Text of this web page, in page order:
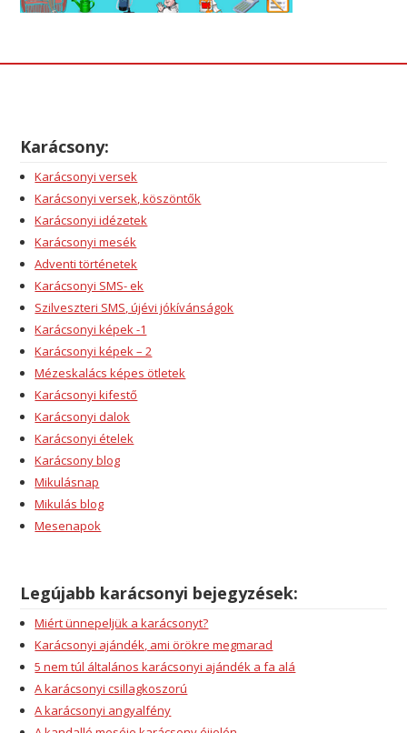
Karácsony:
Karácsonyi versek
Karácsonyi versek, köszöntők
Karácsonyi idézetek
Karácsonyi mesék
Adventi történetek
Karácsonyi SMS- ek
Szilveszteri SMS, újévi jókívánságok
Karácsonyi képek -1
Karácsonyi képek – 2
Mézeskalács képes ötletek
Karácsonyi kifestő
Karácsonyi dalok
Karácsonyi ételek
Karácsony blog
Mikulásnap
Mikulás blog
Mesenapok
Legújabb karácsonyi bejegyzések:
Miért ünnepeljük a karácsonyt?
Karácsonyi ajándék, ami örökre megmarad
5 nem túl általános karácsonyi ajándék a fa alá
A karácsonyi csillagkoszorú
A karácsonyi angyalfény